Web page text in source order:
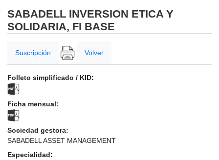
SABADELL INVERSION ETICA Y
SOLIDARIA, FI BASE
Suscripción Volver
Folleto simplificado / KID:
Ficha mensual:
Sociedad gestora:
SABADELL ASSET MANAGEMENT
Especialidad: